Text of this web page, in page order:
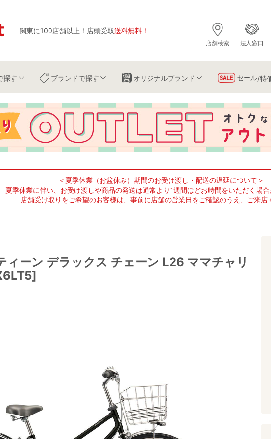
関東に100店舗以上 ！ 店頭受取送料無料 ！
店舗検索 法人窓口
探す ブランドで探す オリジナルブランド セール/特
＜夏季休業（お盆休み）期間のお受け渡し・配送の遅延について＞
夏季休業に伴い、お受け渡しや商品の発送は通常より1週間ほどお時間をいただく場合
店舗受け取りをご希望のお客様は、事前に店舗の営業日をご確認のうえ、ご来店
ィーン デラックス チェーン L26 ママチャリ